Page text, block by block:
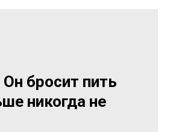
бросит пить
никогда не